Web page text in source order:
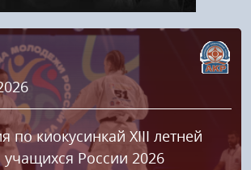
по киокусинкай XIII летней
России 2026